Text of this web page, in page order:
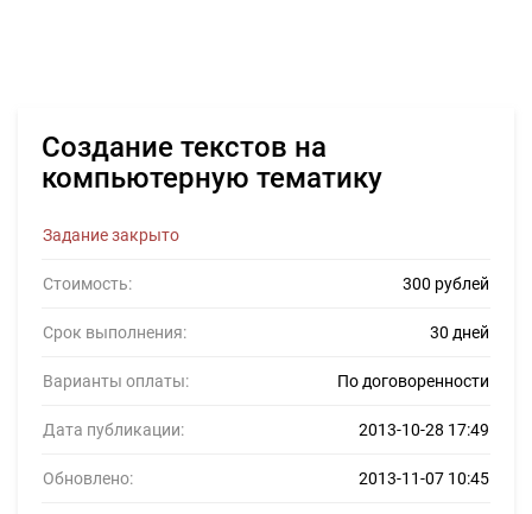
Создание текстов на
компьютерную тематику
Задание закрыто
Стоимость: 300 рублей
Срок выполнения: 30 дней
Варианты оплаты: По договоренности
Дата публикации: 2013-10-28 17:49
Обновлено: 2013-11-07 10:45